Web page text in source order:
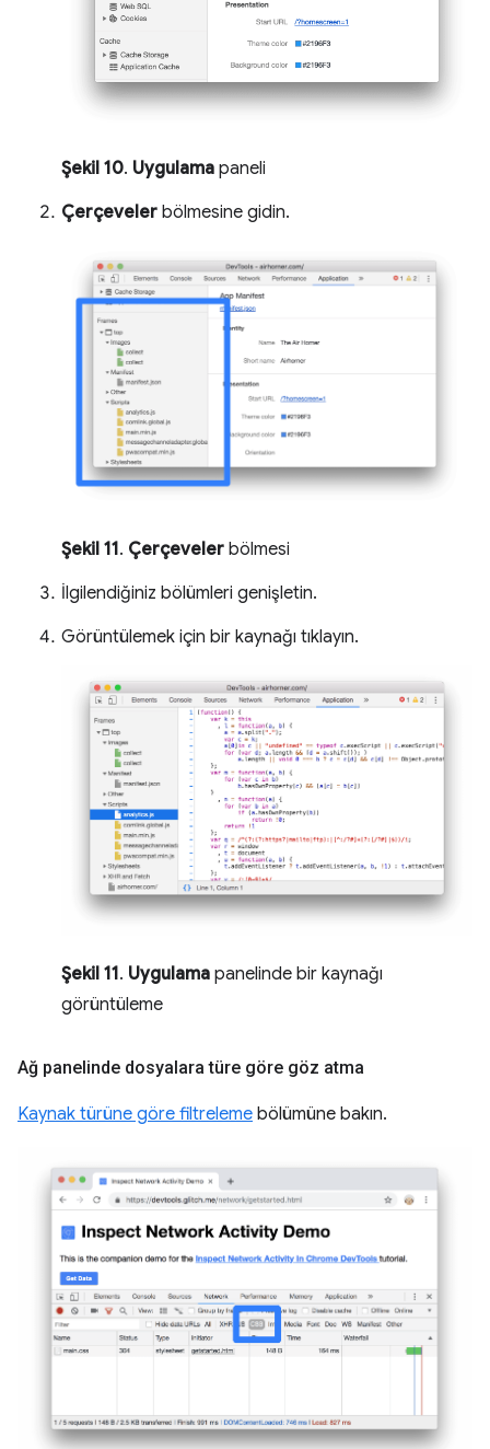
Şekil 10. Uygulama paneli
Çerçeveler bölmesine gidin.
Şekil 11. Çerçeveler bölmesi
İlgilendiğiniz bölümleri genişletin.
Görüntülemek için bir kaynağı tıklayın.
Şekil 11. Uygulama panelinde bir kaynağı
görüntüleme
Ağ panelinde dosyalara türe göre göz atma
Kaynak türüne göre filtreleme bölümüne bakın.